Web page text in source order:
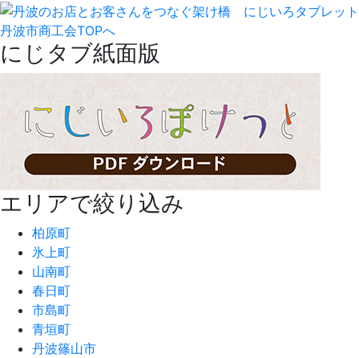
丹波市商工会TOPへ
にじタブ紙面版
エリアで絞り込み
柏原町
氷上町
山南町
春日町
市島町
青垣町
丹波篠山市